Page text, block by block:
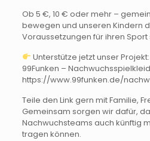
Ob 5 €, 10 € oder mehr –
bewegen und unseren Kindern
Voraussetzungen für ihren Sport
Unterstütze jetzt unser Projekt:
99Funken –
https://www.99funken.de/
Teile den Link gern mit Familie,
Gemeinsam sorgen wir dafür,
Nachwuchsteams auch künftig
tragen können.